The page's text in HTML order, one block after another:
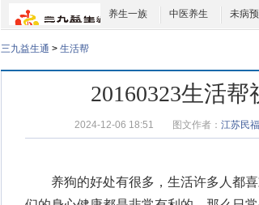
养生一族 中医养生 未病
三九益生通 > 生活帮
20160323生活
2024-12-06 18:51 图文作者： 江苏民
养狗的好处有很多，生活许多人都